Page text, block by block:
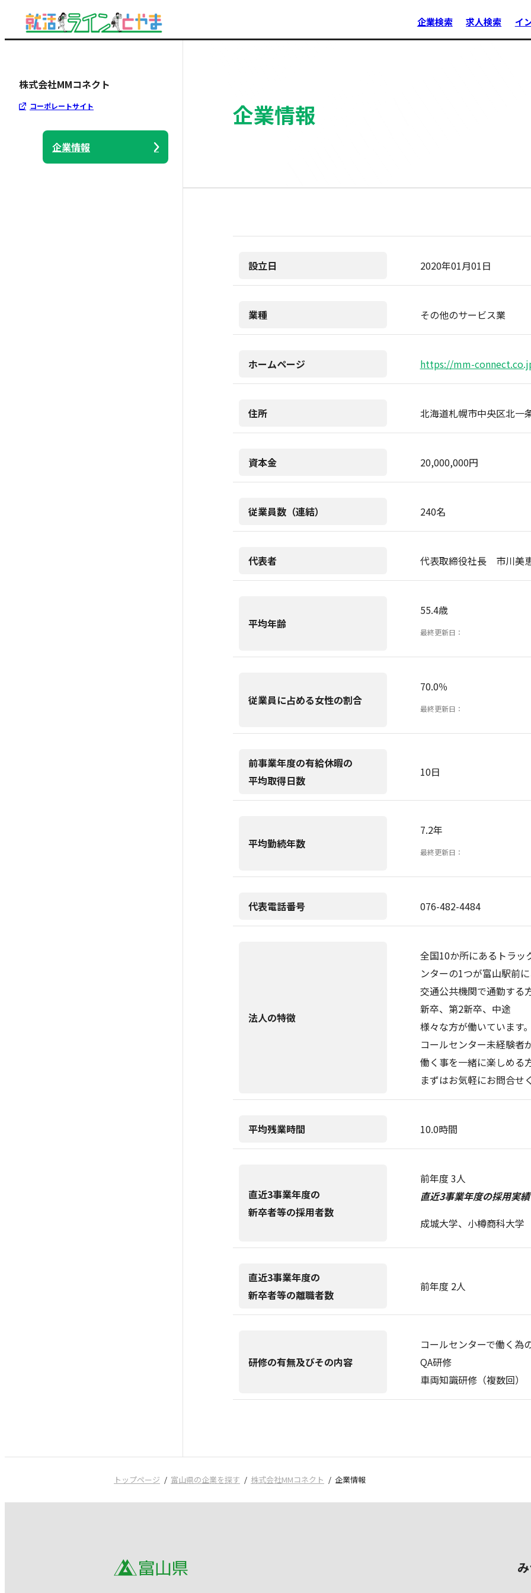
企業検索 求人検索 イ
株式会社MMコネクト
コーポレートサイト
企業情報
企業情報
設立日 2020年01月01日
業種 その他のサービス業
ホームページ https://mm-
住所 北海道札幌市中央区北一
資本金 20,000,000円
従業員数（連結） 240名
代表者 代表取締役社長 市川美
平均年齢
55.4歳
最終更新日：
従業員に占める女性の割合
70.0％
最終更新日：
前事業年度の有給休暇の
平均取得日数
10日
平均勤続年数
7.2年
最終更新日：
代表電話番号 076-482-4484
法人の特徴
全国10か所にあるトラッ
ンターの1つが富山駅前
交通公共機関で通勤する
新卒、第2新卒、中途
様々な方が働いています
コールセンター未経験者
働く事を一緒に楽しめる
まずはお気軽にお問合せ
平均残業時間 10.0時間
直近3事業年度の
新卒者等の採用者数
前年度 3人
直近3事業年度の採用実
成城大学、小樽商科大学
直近3事業年度の
新卒者等の離職者数
前年度 2人
研修の有無及びその内容
コールセンターで働く為
QA研修
車両知識研修（複数回）
トップページ 富山県の企業を探す 株式会社MMコネクト 企業情報